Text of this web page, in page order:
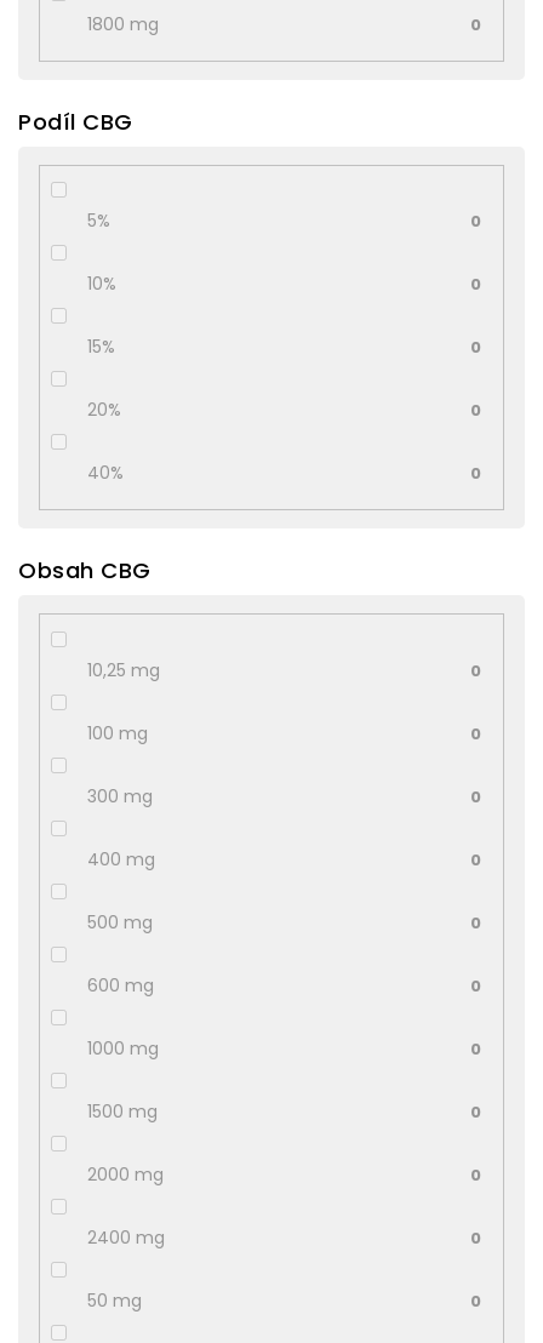
1800 mg 0
Podíl CBG
5% 0
10% 0
15% 0
20% 0
40% 0
Obsah CBG
10,25 mg 0
100 mg 0
300 mg 0
400 mg 0
500 mg 0
600 mg 0
1000 mg 0
1500 mg 0
2000 mg 0
2400 mg 0
50 mg 0